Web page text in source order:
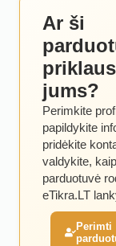
Ar ši
jums?
Perimkite
papildykite
pridėkite
valdykite,
parduotuvė
eTikra.LT
Perimti